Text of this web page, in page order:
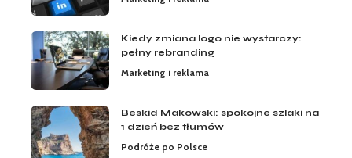
Kiedy zmiana logo nie wystarczy:
pełny rebranding
Marketing i reklama
Beskid Makowski: spokojne szlaki na
1 dzień bez tłumów
Podróże po Polsce